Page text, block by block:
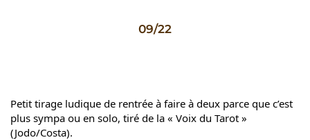
09/22
Petit tirage ludique de rentrée à faire à deux parce que c’est
plus sympa ou en solo, tiré de la « Voix du Tarot »
(Jodo/Costa).